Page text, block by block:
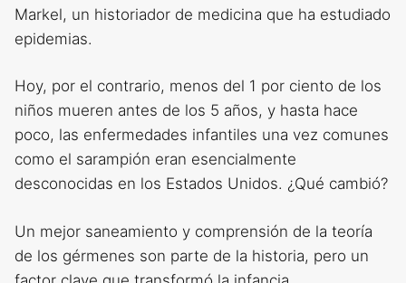
Markel, un historiador de medicina que ha estudiado
epidemias.
Hoy, por el contrario, menos del 1 por ciento de los
niños mueren antes de los 5 años, y hasta hace
poco, las enfermedades infantiles una vez comunes
como el sarampión eran esencialmente
desconocidas en los Estados Unidos. ¿Qué cambió?
Un mejor saneamiento y comprensión de la teoría
de los gérmenes son parte de la historia, pero un